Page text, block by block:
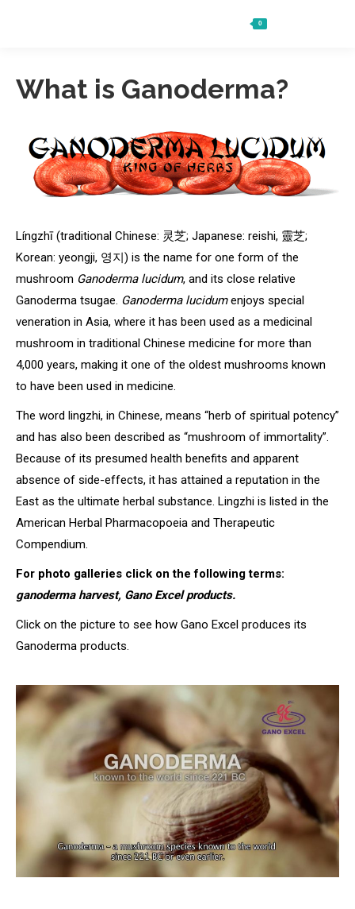
0
What is Ganoderma?
Língzhī (traditional Chinese: 灵芝; Japanese: reishi, 靈芝;
Korean: yeongji, 영지) is the name for one form of the
mushroom Ganoderma lucidum, and its close relative
Ganoderma tsugae. Ganoderma lucidumenjoys special
veneration in Asia, where it has been used as a medicinal
mushroom in traditional Chinese medicine for more than
4,000 years, making it one of the oldest mushrooms known
to have been used in medicine.
The word lingzhi, in Chinese, means “herb of spiritual potency”
and has also been described as “mushroom of immortality”.
Because of its presumed health benefits and apparent
absence of side-effects, it has attained a reputation in the
East as the ultimate herbal substance. Lingzhi is listed in the
American Herbal Pharmacopoeia and Therapeutic
Compendium.
For photo galleries click on the following terms:
ganoderma harvest, Gano Excel products.
Click on the picture to see how Gano Excel produces its
Ganoderma products.